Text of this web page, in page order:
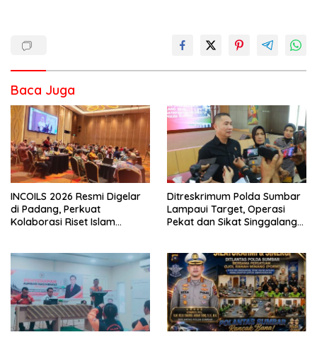
Baca Juga
INCOILS 2026 Resmi Digelar
di Padang, Perkuat
Kolaborasi Riset Islam
Ditreskrimum Polda Sumbar
Lampaui Target, Operasi
Pekat dan Sikat Singgalang